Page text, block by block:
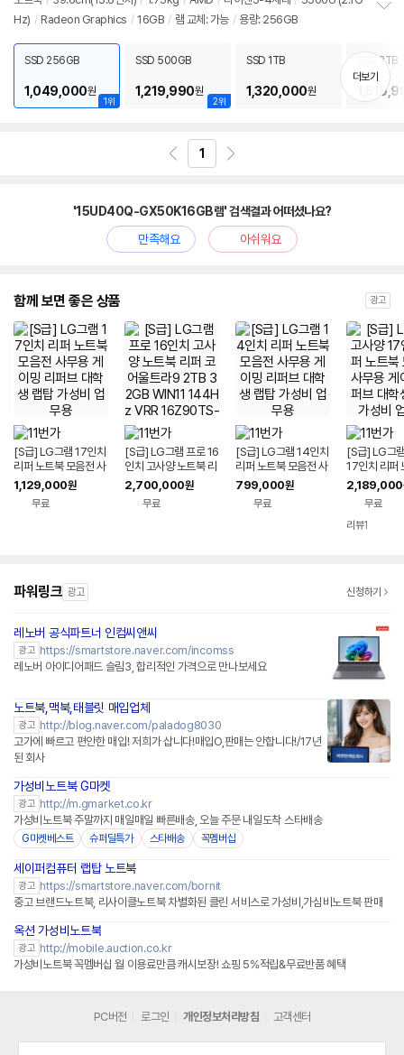
리
뷰
Hz) / Radeon Graphics / 16GB / 램 교체: 가능 / 용량: 256GB
펼
치
기
1위
SSD 256GB
1,049,000원
2위
SSD 500GB
1,219,990원
SSD 1TB
1,320,000원
SSD 2TB
더보기
1
'15UD40Q-GX50K16GB램' 검색결과 어떠셨나요?
만족해요
아쉬워요
함께 보면 좋은 상품 광고
[S급] LG그램 17인치
리퍼 노트북 모음전 사
무용 게이밍 리퍼브 대
학생 랩탑 가성비 업무
1,129,000원
무료
[S급] LG그램 프로 16
인치 고사양 노트북 리
퍼 코어울트라9 2TB
32GB WIN11 144H
z VRR 16Z90TS-G.
2,700,000원
무료
[S급] LG그램 14인치
리퍼 노트북 모음전 사
무용 게이밍 리퍼브 대
학생 랩탑 가성비 업무
799,000원
무료
[S급] LG그
17인치 리퍼
음전 사무용
퍼브 대학생
비 업무용
2,189,000
무료
리뷰1
파워링크 광고 신청하기
레노버 공식파트너 인컴씨앤씨
광고 https://smartstore.naver.com/incomss
레노버 아이디어패드 슬림3, 합리적인 가격으로 만나보세요
노트북,맥북,태블릿 매입업체
광고 http://blog.naver.com/paladog8030
고가에 빠르고 편안한 매입! 저희가 삽니다!매입O,판매는 안합니다!/17년
된 회사
가성비노트북 G마켓
광고 http://m.gmarket.co.kr
가성비노트북 주말까지 매일매일 빠른배송, 오늘 주문 내일도착 스타배송
G마켓베스트 슈퍼딜특가 스타배송 꼭멤버십
세이퍼컴퓨터 랩탑 노트북
광고 https://smartstore.naver.com/bornit
중고 브랜드노트북, 리사이클노트북 차별화된 클린 서비스로 가성비,가심비노트북 판매
옥션 가성비노트북
광고 http://mobile.auction.co.kr
가성비노트북 꼭멤버십 월 이용료만큼 캐시보장! 쇼핑 5%적립&무료반품 혜택
PC버전 로그인 개인정보처리방침 고객센터